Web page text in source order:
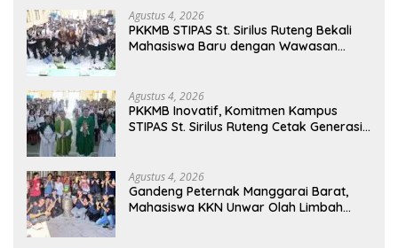
Agustus 4, 2026
PKKMB STIPAS St. Sirilus Ruteng Bekali
Mahasiswa Baru dengan Wawasan
Agustus 4, 2026
PKKMB Inovatif, Komitmen Kampus
STIPAS St. Sirilus Ruteng Cetak Generasi
Agustus 4, 2026
Gandeng Peternak Manggarai Barat,
Mahasiswa KKN Unwar Olah Limbah